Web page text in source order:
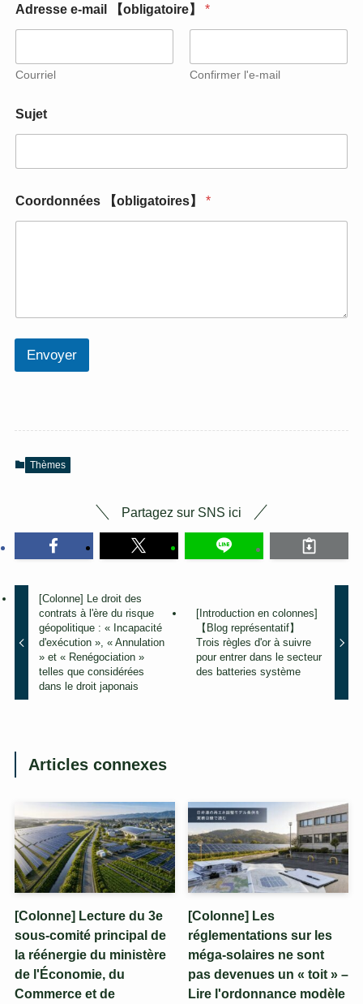
i
o
e
s
Adresse e-mail 【obligatoire】 *
Courriel Confirmer l'e-mail
Sujet
Coordonnées 【obligatoires】 *
Envoyer
Thèmes
Partagez sur SNS ici
[Colonne] Le droit des
contrats à l'ère du risque
géopolitique : « Incapacité
d'exécution », « Annulation
» et « Renégociation »
telles que considérées
dans le droit japonais
[Introduction en colonnes]
【Blog représentatif】
Trois règles d'or à suivre
pour entrer dans le secteur
des batteries système
Articles connexes
[Colonne] Lecture du 3e
sous-comité principal de
la réénergie du ministère
de l'Économie, du
Commerce et de
[Colonne] Les
réglementations sur les
méga-solaires ne sont
pas devenues un « toit » –
Lire l'ordonnance modèle